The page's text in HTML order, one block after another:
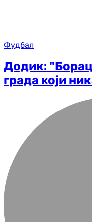
Фудбал
Додик:
града који